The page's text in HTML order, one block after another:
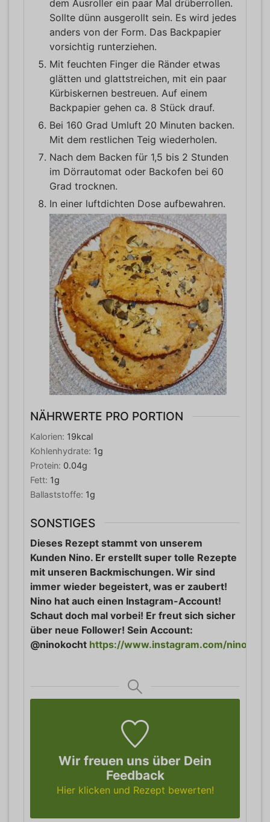
dem Ausroller ein paar Mal drüberrollen.
Sollte dünn ausgerollt sein. Es wird jedes
anders von der Form. Das Backpapier
vorsichtig runterziehen.
Mit feuchten Finger die Ränder etwas
glätten und glattstreichen, mit ein paar
Kürbiskernen bestreuen. Auf einem
Backpapier gehen ca. 8 Stück drauf.
Bei 160 Grad Umluft 20 Minuten backen.
Mit dem restlichen Teig wiederholen.
Nach dem Backen für 1,5 bis 2 Stunden
im Dörrautomat oder Backofen bei 60
Grad trocknen.
In einer luftdichten Dose aufbewahren.
NÄHRWERTE PRO PORTION
Kalorien: 19kcal
Kohlenhydrate: 1g
Protein: 0.04g
Fett: 1g
Ballaststoffe: 1g
SONSTIGES
Dieses Rezept stammt von unserem
Kunden Nino. Er erstellt super tolle Rezepte
mit unseren Backmischungen. Wir sind
immer wieder begeistert, was er zaubert!
Nino hat auch einen Instagram-Account!
Schaut doch mal vorbei! Er freut sich sicher
über neue Follower! Sein Account:
@ninokocht https://www.instagram.com/
Wir freuen uns über Dein
Feedback
Hier klicken und Rezept bewerten!